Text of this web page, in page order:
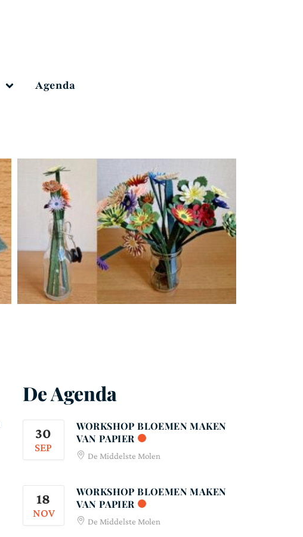
Agenda
De Agenda
30
SEP
WORKSHOP BLOEMEN MAKEN
VAN PAPIER
De Middelste Molen
18
NOV
WORKSHOP BLOEMEN MAKEN
VAN PAPIER
De Middelste Molen